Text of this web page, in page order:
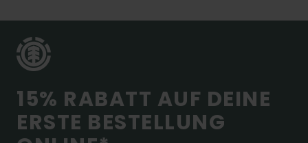
15% RABATT AUF DEINE
ERSTE BESTELLUNG